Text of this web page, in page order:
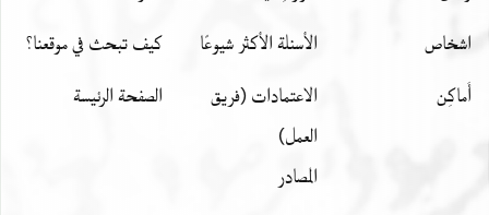
اشخاص
أَماكِن
الأسئلة الأكثر شيوعًا
الاعتمادات (فريق
العمل)
المصادر
كيف تبحث في موقعنا؟
الصفحة الرئيسة